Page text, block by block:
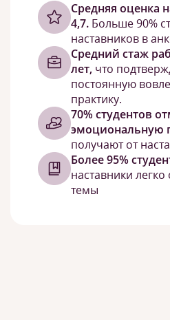
Cредняя оценка
4,7. Больше 90%
наставников в
Средний стаж
лет, что
постоянную
практику.
70% студентов
эмоциональную
получают от
Более 95%
наставники
темы